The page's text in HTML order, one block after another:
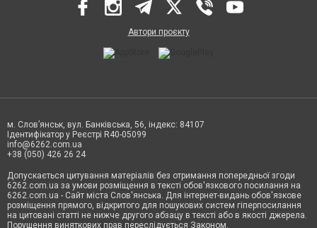
Автори проєкту
м. Слов’янськ, вул. Банківська, 56, індекс: 84107
Ідентифікатор у Реєстрі R40-05099
info@6262.com.ua
+38 (050) 426 26 24
Допускається цитування матеріалів без отримання попередньої згоди
6262.com.ua за умови розміщення в тексті обов'язкового посилання на
6262.com.ua - Сайт міста Слов'янська. Для інтернет-видань обов'язкове
розміщення прямого, відкритого для пошукових систем гіперпосилання
на цитовані статті не нижче другого абзацу в тексті або в якості джерела.
Порушення виняткових прав переслідується Законом.